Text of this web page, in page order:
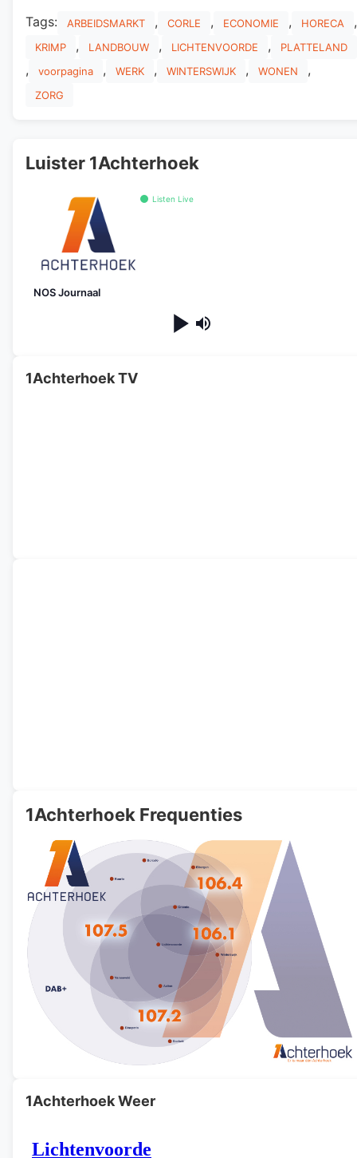
Tags: ARBEIDSMARKT , CORLE , ECONOMIE , HORECA ,
KRIMP , LANDBOUW , LICHTENVOORDE , PLATTELAND
, voorpagina , WERK , WINTERSWIJK , WONEN ,
ZORG
Luister 1Achterhoek
Listen Live
NOS Journaal
1Achterhoek TV
1Achterhoek Frequenties
1Achterhoek Weer